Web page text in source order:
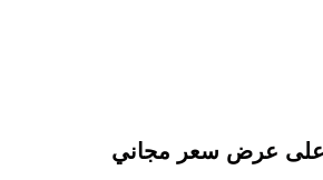
عرض سعر مجاني